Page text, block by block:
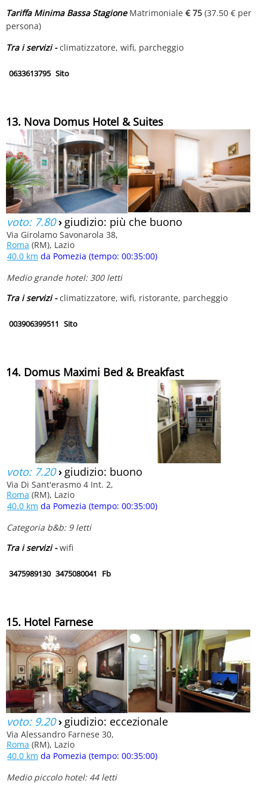
Tariffa Minima Bassa StagioneMatrimoniale € 75 (37.50 € per
persona)
Tra i servizi -climatizzatore, wifi, parcheggio
0633613795 Sito
13. Nova Domus Hotel & Suites
voto: 7.80› giudizio: più che buono
Via Girolamo Savonarola 38,
Roma (RM), Lazio
40.0 km da Pomezia (tempo: 00:35:00)
Medio grande hotel: 300 letti
Tra i servizi -climatizzatore, wifi, ristorante, parcheggio
003906399511 Sito
14. Domus Maximi Bed & Breakfast
voto: 7.20› giudizio: buono
Via Di Sant'erasmo 4 Int. 2,
Roma (RM), Lazio
40.0 km da Pomezia (tempo: 00:35:00)
Categoria b&b: 9 letti
Tra i servizi -wifi
3475989130 3475080041 Fb
15. Hotel Farnese
voto: 9.20› giudizio: eccezionale
Via Alessandro Farnese 30,
Roma (RM), Lazio
40.0 km da Pomezia (tempo: 00:35:00)
Medio piccolo hotel: 44 letti